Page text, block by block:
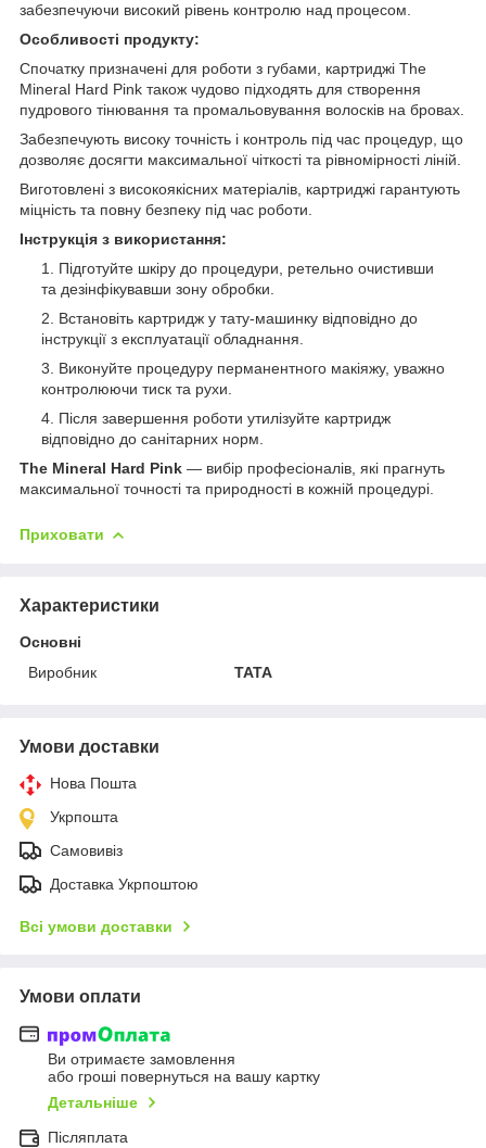
забезпечуючи високий рівень контролю над процесом.
Особливості продукту:
Спочатку призначені для роботи з губами, картриджі The
Mineral Hard Pink також чудово підходять для створення
пудрового тінювання та промальовування волосків на бровах.
Забезпечують високу точність і контроль під час процедур, що
дозволяє досягти максимальної чіткості та рівномірності ліній.
Виготовлені з високоякісних матеріалів, картриджі гарантують
міцність та повну безпеку під час роботи.
Інструкція з використання:
Підготуйте шкіру до процедури, ретельно очистивши
та дезінфікувавши зону обробки.
Встановіть картридж у тату-машинку відповідно до
інструкції з експлуатації обладнання.
Виконуйте процедуру перманентного макіяжу, уважно
контролюючи тиск та рухи.
Після завершення роботи утилізуйте картридж
відповідно до санітарних норм.
The Mineral Hard Pink — вибір професіоналів, які прагнуть
максимальної точності та природності в кожній процедурі.
Приховати
Характеристики
Основні
Виробник
TATA
Умови доставки
Нова Пошта
Укрпошта
Самовивіз
Доставка Укрпоштою
Всі умови доставки
Умови оплати
Ви отримаєте замовлення
або гроші повернуться на вашу картку
Детальніше
Післяплата